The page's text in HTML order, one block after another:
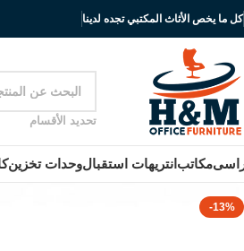
كل ما يخص الأثاث المكتبي تجده لدينا
تحديد الأقسام
مكاتب انتريهات استقبالوحدات تخزين
-13%